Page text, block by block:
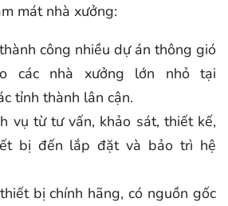
mát nhà xưởng:
công nhiều dự án thông gió
các nhà xưởng lớn nhỏ tại
tỉnh thành lân cận.
vụ từ tư vấn, khảo sát, thiết kế,
bị đến lắp đặt và bảo trì hệ
bị chính hãng, có nguồn gốc